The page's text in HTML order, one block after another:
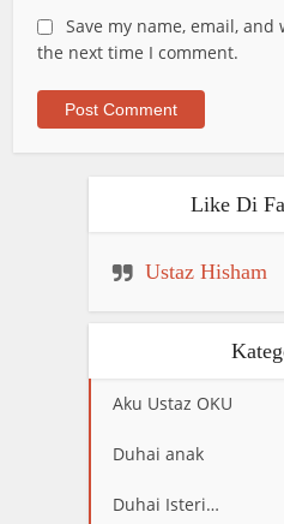
Save my name, email,
the next time I comment.
Like Di
Ustaz Hisham
Aku Ustaz OKU
Duhai anak
Duhai Isteri…